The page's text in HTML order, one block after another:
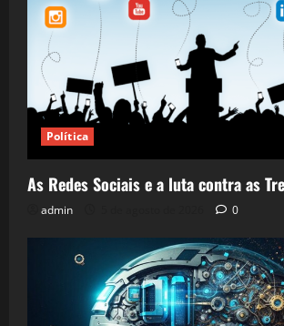
Política
As Redes Sociais e a luta contra as
admin 0